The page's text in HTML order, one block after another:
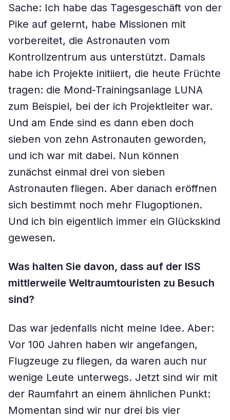
Sache: Ich habe das Tagesgeschäft von der
Pike auf gelernt, habe Missionen mit
vorbereitet, die Astronauten vom
Kontrollzentrum aus unterstützt. Damals
habe ich Projekte initiiert, die heute Früchte
tragen: die Mond-Trainingsanlage LUNA
zum Beispiel, bei der ich Projektleiter war.
Und am Ende sind es dann eben doch
sieben von zehn Astronauten geworden,
und ich war mit dabei. Nun können
zunächst einmal drei von sieben
Astronauten fliegen. Aber danach eröffnen
sich bestimmt noch mehr Flugoptionen.
Und ich bin eigentlich immer ein Glückskind
gewesen.
Was halten Sie davon, dass auf der ISS
mittlerweile Weltraumtouristen zu Besuch
sind?
Das war jedenfalls nicht meine Idee. Aber:
Vor 100 Jahren haben wir angefangen,
Flugzeuge zu fliegen, da waren auch nur
wenige Leute unterwegs. Jetzt sind wir mit
der Raumfahrt an einem ähnlichen Punkt:
Momentan sind wir nur drei bis vier